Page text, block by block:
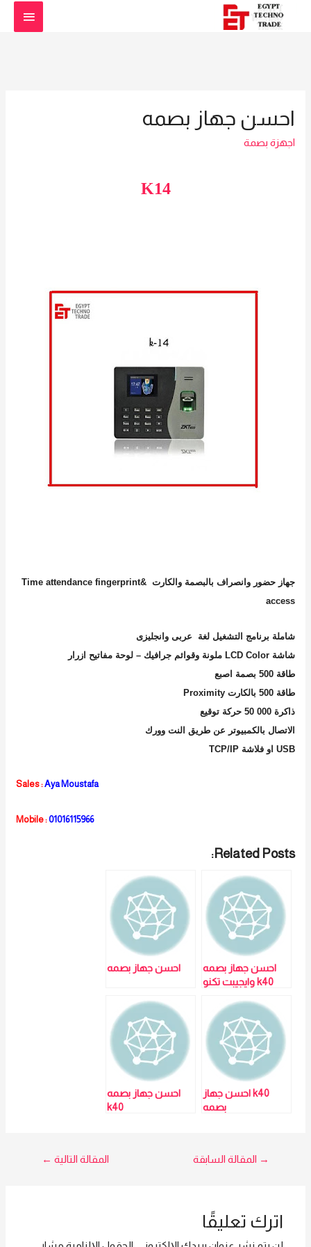
احسن جهاز بصمه
اجهزة بصمة
K14
جهاز حضور وانصراف بالبصمة والكارتTime attendance fingerprint&
access
شاملة برنامج التشغيل لغة عربى وانجليزى
شاشةLCD Color ملونة وقوائم جرافيك – لوحة مفاتيح ازرار
طاقة500 بصمة اصبع
طاقة500 بالكارتProximity
ذاكرة 000
50 حركة توقيع
الاتصال بالكمبيوتر عن طريق النت وورك
TCP/IPاو فلاشة USB
Sales:Aya Moustafa
Mobile :01016115966
Related Posts:
احسن جهاز بصمه
k40 وايجيبت تكنو
كروت هديه
احسن جهاز بصمه
k40 احسن جهاز
بصمه
احسن جهاز بصمه
k40
تصفّح
→ المقالة السابقة المقالة التالية ←
اترك تعليقًا